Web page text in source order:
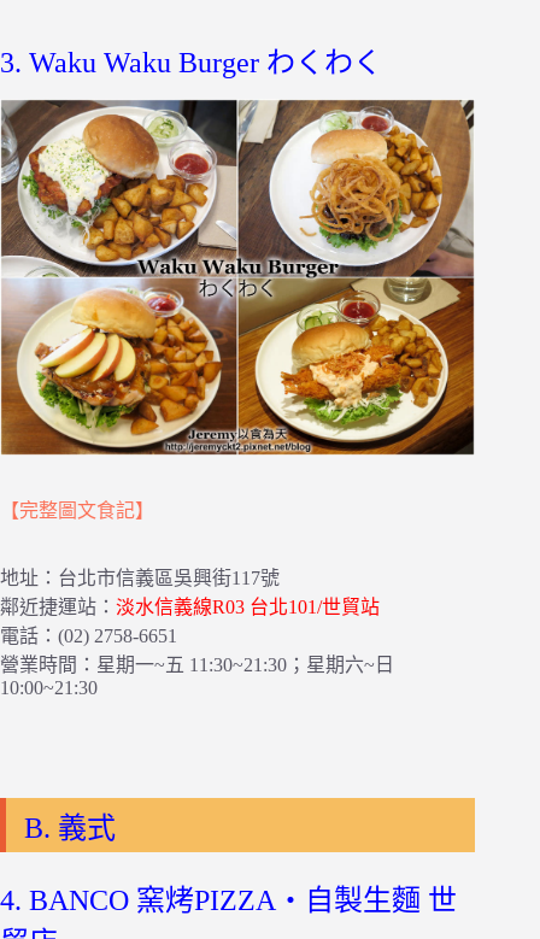
3. Waku Waku Burger わくわく
【完整圖文食記】
地址：台北市信義區吳興街117號
鄰近捷運站： 淡水信義線R03 台北101/世貿站
電話：(02) 2758-6651
營業時間：星期一~五 11:30~21:30；星期六~日
10:00~21:30
B. 義式
4. BANCO 窯烤PIZZA‧自製生麵 世